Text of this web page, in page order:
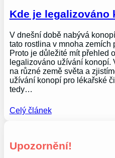
Kde je legalizováno
V dnešní době nabývá
tato rostlina v mnoha zemích
Proto je důležité mít přehled
legalizováno užívání konopí.
na různé země světa a
užívání konopí pro lékařské
tedy…
Celý článek
Upozornění!